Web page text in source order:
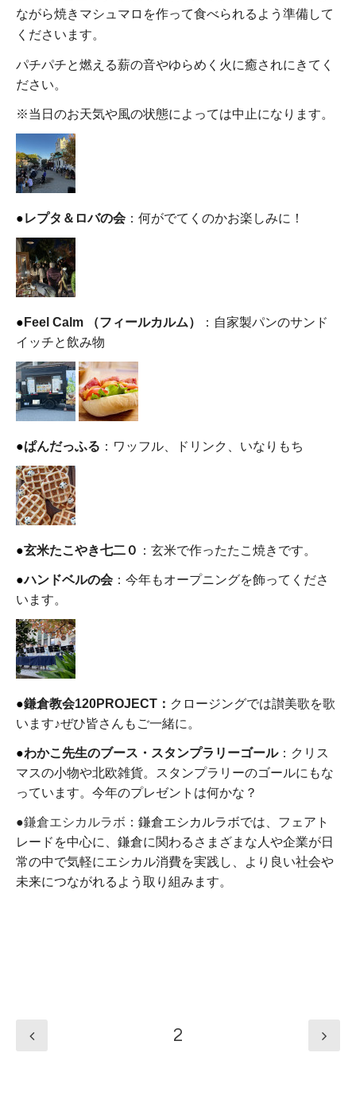
ながら焼きマシュマロを作って食べられるよう準備して
くださいます。
パチパチと燃える薪の音やゆらめく火に癒されにきてく
ださい。
※当日のお天気や風の状態によっては中止になります。
●レプタ＆ロバの会 ：何がでてくのかお楽しみに！
● Feel Calm （フィールカルム）
：自家製パンのサンド
イッチと飲み物
●ぱんだっふる ：ワッフル、ドリンク、いなりもち
●玄米たこやき七二０ ：玄米で作ったたこ焼きです。
●ハンドベルの会 ：今年もオープニングを飾ってくださ
います。
●鎌倉教会120PROJECT： クロージングでは讃美歌を歌
います♪ぜひ皆さんもご一緒に。
●わかこ先生のブース・スタンプラリーゴール：クリス
マスの小物や北欧雑貨。スタンプラリーのゴールにもな
っています。今年のプレゼントは何かな？
●鎌倉エシカルラボ ： 鎌倉エシカルラボでは、フェアト
レードを中心に、鎌倉に関わるさまざまな人や企業が日
常の中で気軽にエシカル消費を実践し、より良い社会や
未来につながれるよう取り組みます。
2